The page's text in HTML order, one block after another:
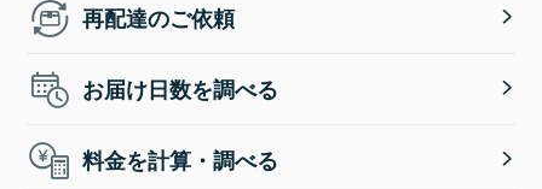
再配達のご依頼
お届け日数を調べる
料金を計算・調べる